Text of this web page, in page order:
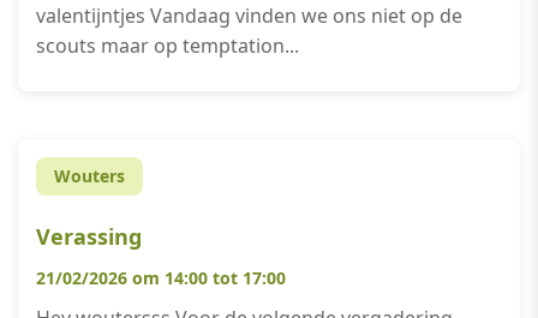
valentijntjes Vandaag vinden we ons niet op de
scouts maar op temptation...
Wouters
Verassing
21/02/2026 om 14:00 tot 17:00